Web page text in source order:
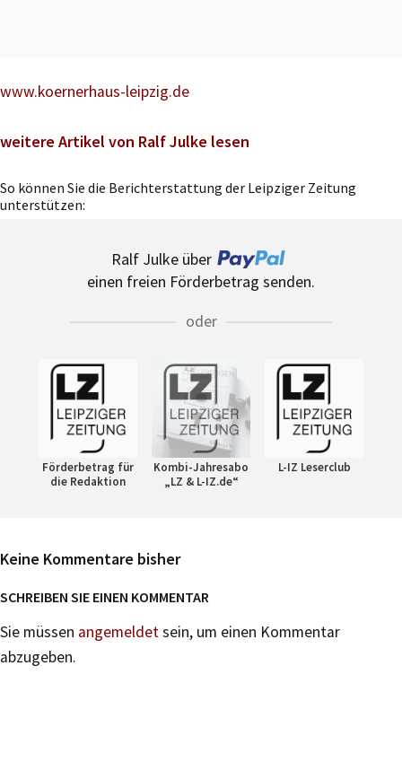
www.koernerhaus-leipzig.de
weitere Artikel von Ralf Julke lesen
So können Sie die Berichterstattung der Leipziger Zeitung
unterstützen:
Ralf Julke über
einen freien Förderbetrag senden.
oder
Förderbetrag für
die Redaktion
Kombi-Jahresabo
„LZ & L-IZ.de“
L-IZ Leserclub
Keine Kommentare bisher
SCHREIBEN SIE EINEN KOMMENTAR
Sie müssen angemeldetsein, um einen Kommentar
abzugeben.